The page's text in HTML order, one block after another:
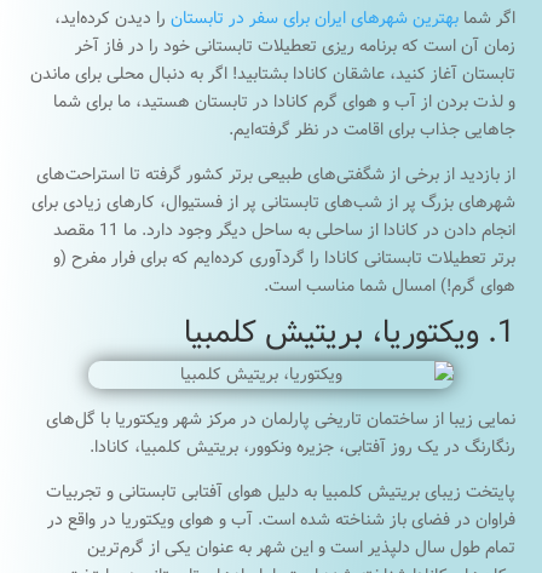
اگر شمابهترین شهرهای ایران برای سفر در تابستان را دیدن کرده‌اید،
زمان آن است که برنامه ریزی تعطیلات تابستانی خود را در فاز آخر
تابستان آغاز کنید، عاشقان کانادا بشتابید! اگر به دنبال محلی برای ماندن
و لذت بردن از آب و هوای گرم کانادا در تابستان هستید، ما برای شما
جاهایی جذاب برای اقامت در نظر گرفته‌ایم.
از بازدید از برخی از شگفتی‌های طبیعی برتر کشور گرفته تا استراحت‌های
شهرهای بزرگ پر از شب‌های تابستانی پر از فستیوال، کارهای زیادی برای
انجام دادن در کانادا از ساحلی به ساحل دیگر وجود دارد. ما 11 مقصد
برتر تعطیلات تابستانی کانادا را گردآوری کرده‌ایم که برای فرار مفرح (و
هوای گرم!) امسال شما مناسب است.
1. ویکتوریا، بریتیش کلمبیا
نمایی زیبا از ساختمان تاریخی پارلمان در مرکز شهر ویکتوریا با گل‌های
رنگارنگ در یک روز آفتابی، جزیره ونکوور، بریتیش کلمبیا، کانادا.
پایتخت زیبای بریتیش کلمبیا به دلیل هوای آفتابی تابستانی و تجربیات
فراوان در فضای باز شناخته شده است. آب و هوای ویکتوریا در واقع در
تمام طول سال دلپذیر است و این شهر به عنوان یکی از گرم‌ترین